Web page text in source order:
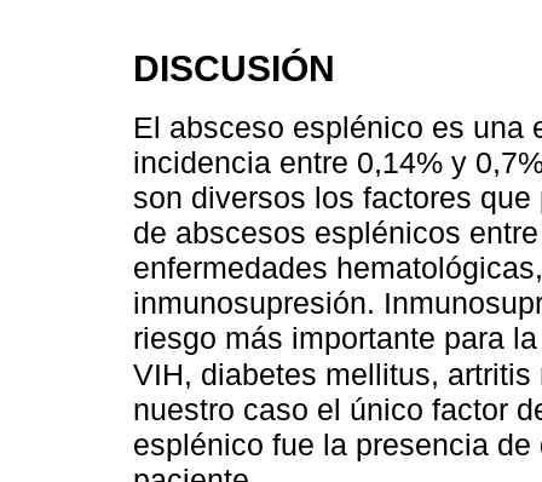
DISCUSIÓN
El absceso esplénico es una
incidencia entre 0,14% y
son diversos los factores
de abscesos esplénicos
enfermedades
inmunosupresión.
riesgo más importante para
VIH, diabetes mellitus,
nuestro caso el único factor
esplénico fue la presencia